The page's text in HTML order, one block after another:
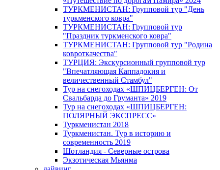
ТУРКМЕНИСТАН: Групповой тур "День
туркменского ковра"
ТУРКМЕНИСТАН: Групповой тур
"Праздник туркменского ковра"
ТУРКМЕНИСТАН: Групповой тур "Родина
ковроткачества"
ТУРЦИЯ: Экскурсионный групповой тур
"Впечатляющая Каппадокия и
величественный Стамбул"
Тур на снегоходах «ШПИЦБЕРГЕН: От
Свальбарда до Груманта» 2019
Тур на снегоходах «ШПИЦБЕРГЕН:
ПОЛЯРНЫЙ ЭКСПРЕСС»
Туркменистан 2018
Туркменистан. Тур в историю и
современность 2019
Шотландия - Северные острова
Экзотическая Мьянма